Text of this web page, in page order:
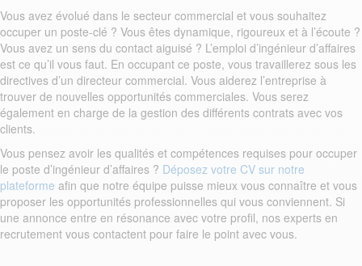
Vous avez évolué dans le secteur commercial et vous souhaitez
occuper un poste-clé ? Vous êtes dynamique, rigoureux et à l’écoute ?
Vous avez un sens du contact aiguisé ? L’emploi d’ingénieur d’affaires
est ce qu’il vous faut. En occupant ce poste, vous travaillerez sous les
directives d’un directeur commercial. Vous aiderez l’entreprise à
trouver de nouvelles opportunités commerciales. Vous serez
également en charge de la gestion des différents contrats avec vos
clients.
Vous pensez avoir les qualités et compétences requises pour occuper
le poste d’ingénieur d’affaires ? Déposez votre CV sur notre
plateforme afin que notre équipe puisse mieux vous connaître et vous
proposer les opportunités professionnelles qui vous conviennent. Si
une annonce entre en résonance avec votre profil, nos experts en
recrutement vous contactent pour faire le point avec vous.